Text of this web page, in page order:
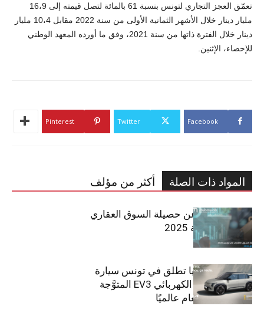
تعمّق العجز التجاري لتونس بنسبة 61 بالمائة لتصل قيمته إلى 16،9
مليار دينار خلال الأشهر الثمانية الأولى من سنة 2022 مقابل 10،4 مليار
دينار خلال الفترة ذاتها من سنة 2021، وفق ما أورده المعهد الوطني
للإحصاء، الإثنين.
Facebook
Twitter
Pinterest
المواد ذات الصلة أكثر من مؤلف
مبوب تكشف عن حصيلة السوق العقاري
في تونس لسنة 2025
سيتي كارز – كيا تطلق في تونس سيارة
الـدفع الرباعي الكهربائي EV3 المتوَّجة
بلقب سيارة العام عالميًا